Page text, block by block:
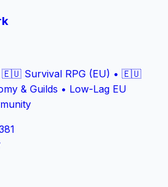
Survival RPG (EU) • 🇪🇺
& Guilds • Low-Lag EU